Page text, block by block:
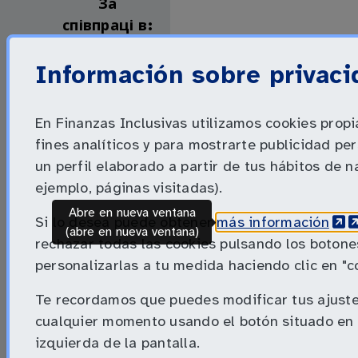
Información sobre
En Finanzas Inclusivas utilizamos cookies
fines analíticos y para mostrarte publicidad
un perfil elaborado a partir de tus hábitos de
ejemplo, páginas visitadas).
Si lo desea puede obtenermás información
rechazar todas las cookies pulsando los
personalizarlas a tu medida haciendo clic en
Te recordamos que puedes modificar tus
cualquier momento usando el botón situado
izquierda de la pantalla.
За
співпраці в:
За умови
співфінансування:
Міжнародні
Abre en nueva ventana
(abre en nueva ventana)